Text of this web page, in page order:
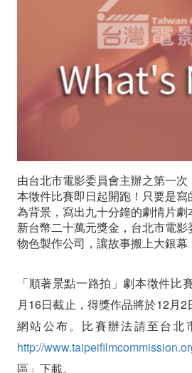
拍」
電
劇
本
徵
選
開
跑
由台北市電影委員會主辦之第一
本徵件比賽即日起開跑！只要是
為背景，寫出九十分鐘的劇情片
新台幣二十萬元獎金，台北市電
物色製作公司，讓故事搬上大銀幕
「順著景點一路拍」劇本徵件比
月16日截止，得獎作品將於12月
網站公布。比賽辦法請至台北
http://
區」下載。